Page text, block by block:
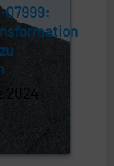
07999:
2024